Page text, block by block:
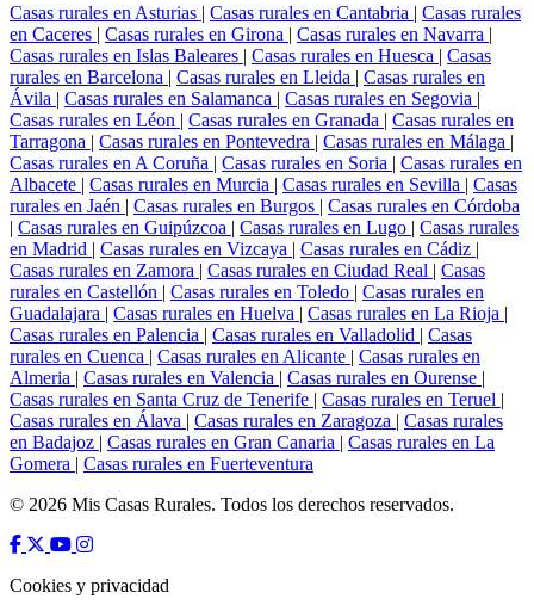
Casas rurales en Asturias | Casas rurales en Cantabria | Casas rurales
en Caceres | Casas rurales en Girona | Casas rurales en Navarra |
Casas rurales en Islas Baleares | Casas rurales en Huesca | Casas
rurales en Barcelona | Casas rurales en Lleida | Casas rurales en
Ávila | Casas rurales en Salamanca | Casas rurales en Segovia |
Casas rurales en Léon | Casas rurales en Granada | Casas rurales en
Tarragona | Casas rurales en Pontevedra | Casas rurales en Málaga |
Casas rurales en A Coruña | Casas rurales en Soria | Casas rurales en
Albacete | Casas rurales en Murcia | Casas rurales en Sevilla | Casas
rurales en Jaén | Casas rurales en Burgos | Casas rurales en Córdoba
| Casas rurales en Guipúzcoa | Casas rurales en Lugo | Casas rurales
en Madrid | Casas rurales en Vizcaya | Casas rurales en Cádiz |
Casas rurales en Zamora | Casas rurales en Ciudad Real | Casas
rurales en Castellón | Casas rurales en Toledo | Casas rurales en
Guadalajara | Casas rurales en Huelva | Casas rurales en La Rioja |
Casas rurales en Palencia | Casas rurales en Valladolid | Casas
rurales en Cuenca | Casas rurales en Alicante | Casas rurales en
Almeria | Casas rurales en Valencia | Casas rurales en Ourense |
Casas rurales en Santa Cruz de Tenerife | Casas rurales en Teruel |
Casas rurales en Álava | Casas rurales en Zaragoza | Casas rurales
en Badajoz | Casas rurales en Gran Canaria | Casas rurales en La
Gomera | Casas rurales en Fuerteventura
© 2026 Mis Casas Rurales. Todos los derechos reservados.
Cookies y privacidad